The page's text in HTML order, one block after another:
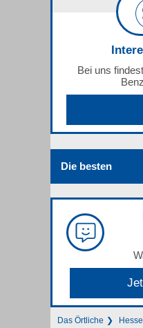
Bei uns
Die besten
Das Örtliche